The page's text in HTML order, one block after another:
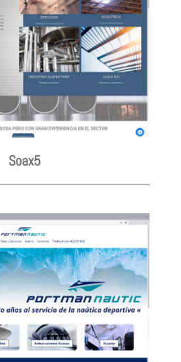
Soax5